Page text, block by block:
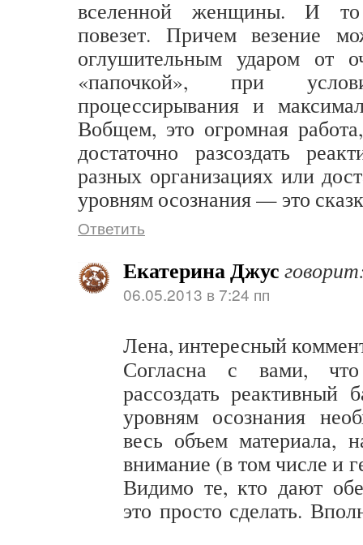
вселенной женщины. И то
повезет. Причем везение
оглушительным ударом от
«папочкой», при
процессирывания и
Вобщем, это огромная
достаточно разсоздать
разных организациях или
уровням осознания — это
Ответить
Екатерина Джус
06.05.2013 в 7:24 пп
Лена, интересный
Согласна с вами,
рассоздать реактивный
уровням осознания
весь объем материала,
внимание (в том числе и
Видимо те, кто дают
это просто сделать.